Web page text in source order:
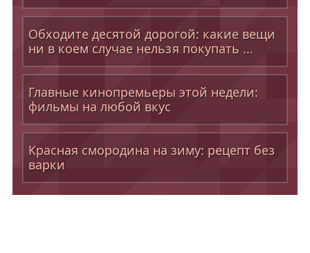
Обходите десятой дорогой: какие вещи
ни в коем случае нельзя покупать ...
Главные кинопремьеры этой недели:
фильмы на любой вкус
Красная смородина на зиму: рецепт без
варки